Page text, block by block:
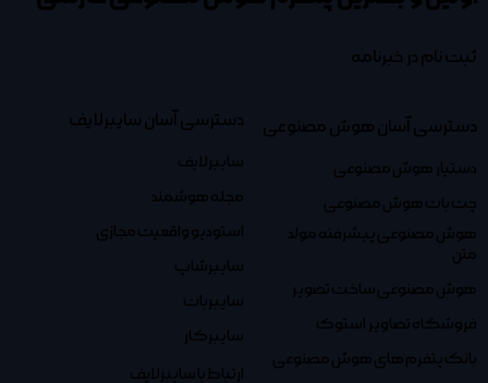
ثبت نام در خبرنامه
دسترسی آسان هوش مصنوعی
دستیار هوش مصنوعی
چت بات هوش مصنوعی
هوش مصنوعی پیشرفته مولد
متن
هوش مصنوعی ساخت تصویر
فروشگاه تصاویر استوک
بانک پتفرم های هوش مصنوعی
دسترسی آسان سایبرلایف
سایبرلایف
مجله هوشمند
استودیو واقعیت مجازی
سایبرشاپ
سایبربات
سایبرکار
ارتباط با سایبرلایف